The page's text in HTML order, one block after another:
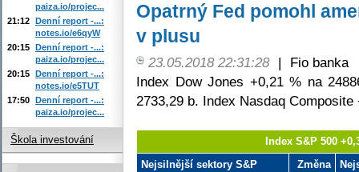
Opatrný Fed pomohl
v plusu
23.05.2018 22:31:28 |
Fio banka
Index Dow Jones +0,21 % na
2733,29 b. Index Nasdaq
Index S&P 500
Nejsilnější sektory S&P
Změna
paiza.io/projec...
21:12 Denní report -...:
notes.io/e6qyW
20:15 Denní report -...:
paiza.io/projec...
20:15 Denní report -...:
notes.io/e5TUT
17:50 Denní report -...:
paiza.io/projec...
Škola investování